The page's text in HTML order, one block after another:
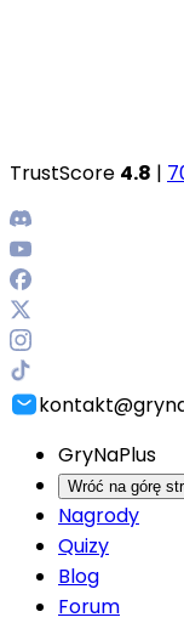
TrustScore 4.8 |
GryNaPlus
Wróć na górę
Nagrody
Quizy
Blog
Forum